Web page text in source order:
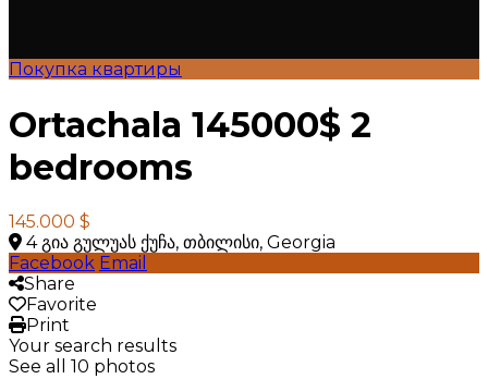
Покупка квартиры
Ortachala 145000$ 2
bedrooms
145.000 $
4 გია გულუას ქუჩა, თბილისი, Georgia
Facebook Email
Share
Favorite
Print
Your search results
See all 10 photos